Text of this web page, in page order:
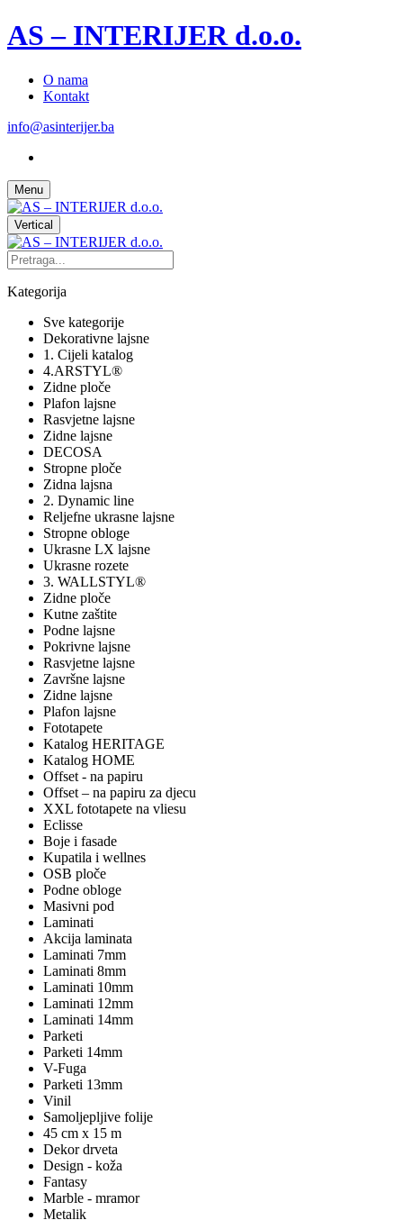
AS – INTERIJER d.o.o.
O nama
Kontakt
info@asinterijer.ba
Menu
Vertical
Kategorija
Sve kategorije
Dekorativne lajsne
1. Cijeli katalog
4.ARSTYL®
Zidne ploče
Plafon lajsne
Rasvjetne lajsne
Zidne lajsne
DECOSA
Stropne ploče
Zidna lajsna
2. Dynamic line
Reljefne ukrasne lajsne
Stropne obloge
Ukrasne LX lajsne
Ukrasne rozete
3. WALLSTYL®
Zidne ploče
Kutne zaštite
Podne lajsne
Pokrivne lajsne
Rasvjetne lajsne
Završne lajsne
Zidne lajsne
Plafon lajsne
Fototapete
Katalog HERITAGE
Katalog HOME
Offset - na papiru
Offset – na papiru za djecu
XXL fototapete na vliesu
Eclisse
Boje i fasade
Kupatila i wellnes
OSB ploče
Podne obloge
Masivni pod
Laminati
Akcija laminata
Laminati 7mm
Laminati 8mm
Laminati 10mm
Laminati 12mm
Laminati 14mm
Parketi
Parketi 14mm
V-Fuga
Parketi 13mm
Vinil
Samoljepljive folije
45 cm x 15 m
Dekor drveta
Design - koža
Fantasy
Marble - mramor
Metalik